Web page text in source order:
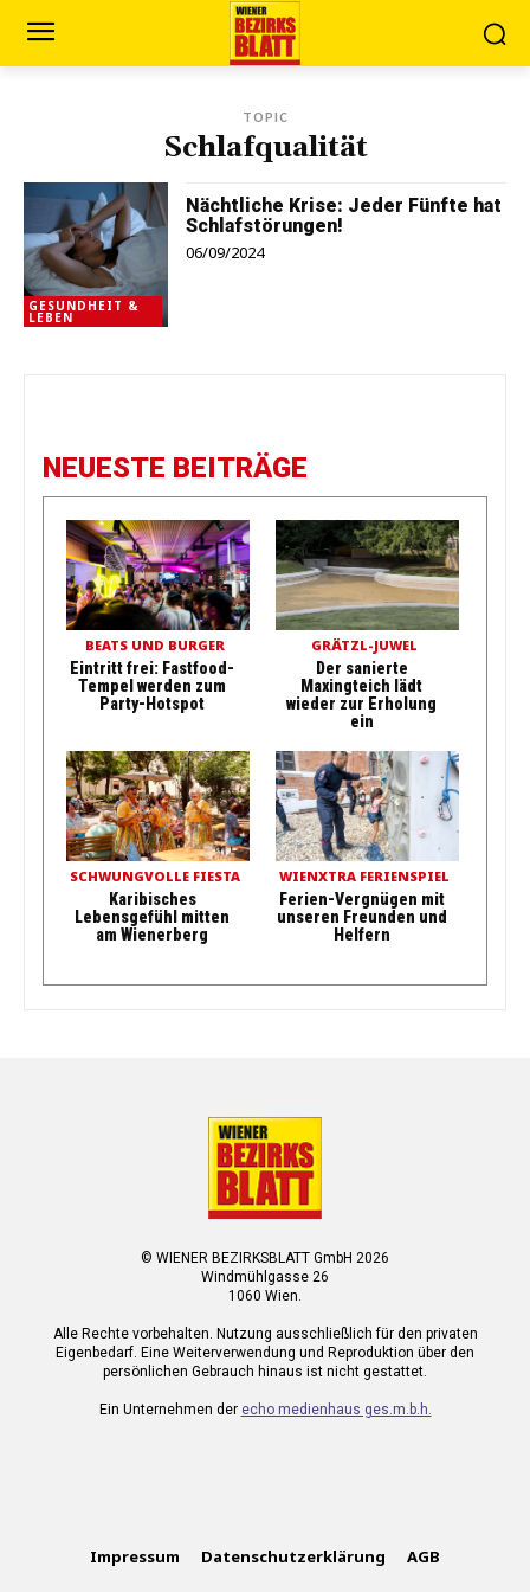
TOPIC
Schlafqualität
GESUNDHEIT &
LEBEN
Nächtliche Krise: Jeder Fünfte hat
Schlafstörungen!
06/09/2024
NEUESTE BEITRÄGE
BEATS UND BURGER
Eintritt frei: Fastfood-
Tempel werden zum
Party-Hotspot
GRÄTZL-JUWEL
Der sanierte
Maxingteich lädt
wieder zur Erholung
ein
SCHWUNGVOLLE FIESTA
Karibisches
Lebensgefühl mitten
am Wienerberg
WIENXTRA FERIENSPIEL
Ferien-Vergnügen mit
unseren Freunden und
Helfern
© WIENER BEZIRKSBLATT GmbH 2026
Windmühlgasse 26
1060 Wien.
Alle Rechte vorbehalten. Nutzung ausschließlich für den privaten
Eigenbedarf. Eine Weiterverwendung und Reproduktion über den
persönlichen Gebrauch hinaus ist nicht gestattet.
Ein Unternehmen der echo medienhaus ges.m.b.h.
Impressum Datenschutzerklärung AGB